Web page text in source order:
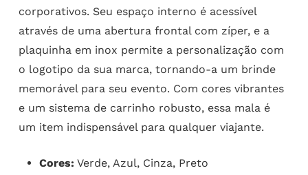
corporativos. Seu espaço interno é acessível
através de uma abertura frontal com zíper, e a
plaquinha em inox permite a personalização com
o logotipo da sua marca, tornando-a um brinde
memorável para seu evento. Com cores vibrantes
e um sistema de carrinho robusto, essa mala é
um item indispensável para qualquer viajante.
Cores: Verde, Azul, Cinza, Preto